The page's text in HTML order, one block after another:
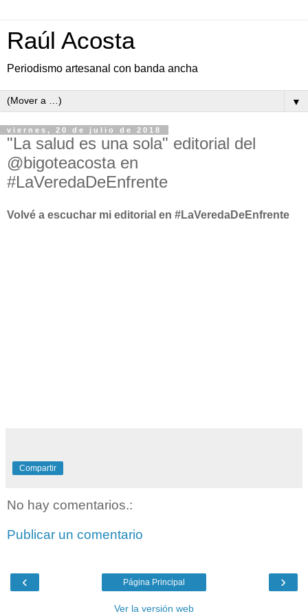
Raúl Acosta
Periodismo artesanal con banda ancha
▼
viernes, 20 de julio de 2018
"La salud es una sola" editorial del
@bigoteacosta en
#LaVeredaDeEnfrente
Volvé a escuchar mi editorial en #LaVeredaDeEnfrente
Compartir
No hay comentarios.:
Publicar un comentario
‹ ›
Página Principal
Ver la versión web